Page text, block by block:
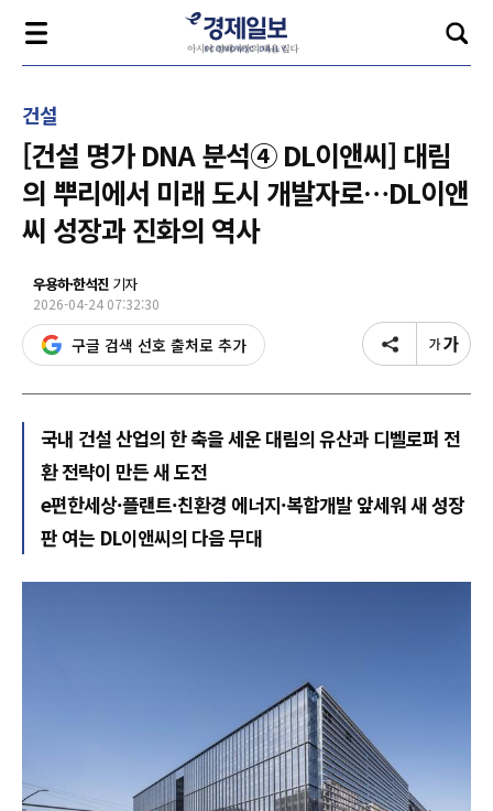
건설
[건설 명가 DNA 분석④ DL이앤씨] 대림
의 뿌리에서 미래 도시 개발자로…DL이앤
씨 성장과 진화의 역사
우용하·한석진 기자
2026-04-24 07:32:30
구글 검색 선호 출처로 추가
국내 건설 산업의 한 축을 세운 대림의 유산과 디벨로퍼 전
환 전략이 만든 새 도전
e편한세상·플랜트·친환경 에너지·복합개발 앞세워 새 성장
판 여는 DL이앤씨의 다음 무대